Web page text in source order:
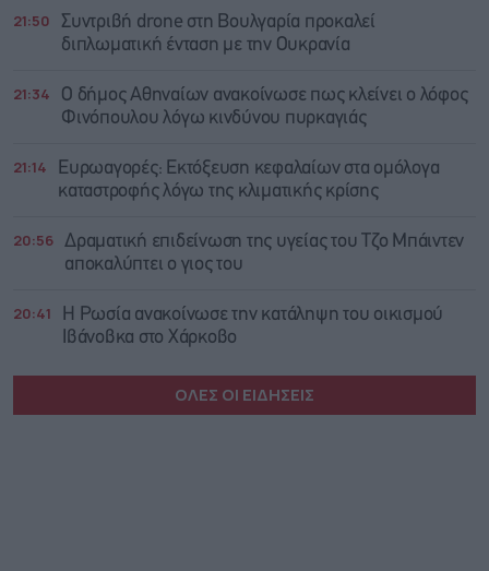
21:50
Συντριβή drone στη Βουλγαρία προκαλεί
διπλωματική ένταση με την Ουκρανία
21:34
Ο δήμος Αθηναίων ανακοίνωσε πως κλείνει ο λόφος
Φινόπουλου λόγω κινδύνου πυρκαγιάς
21:14
Ευρωαγορές: Εκτόξευση κεφαλαίων στα ομόλογα
καταστροφής λόγω της κλιματικής κρίσης
20:56 Δραματική επιδείνωση της υγείας του Τζο Μπάιντεν
αποκαλύπτει ο γιος του
20:41
Η Ρωσία ανακοίνωσε την κατάληψη του οικισμού
Ιβάνοβκα στο Χάρκοβο
ΟΛΕΣ ΟΙ ΕΙΔΗΣΕΙΣ